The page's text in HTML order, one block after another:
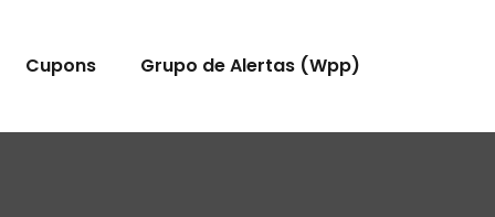
Cupons Grupo de Alertas (Wpp)